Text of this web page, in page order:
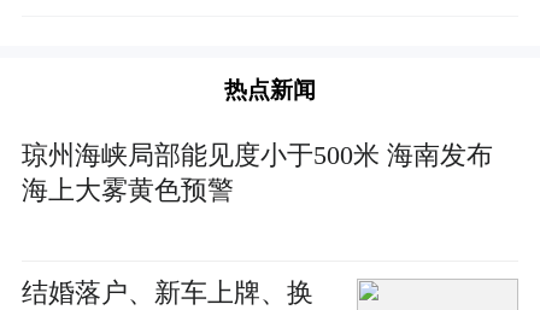
热点新闻
琼州海峡局部能见度小于500米 海南发布
海上大雾黄色预警
结婚落户、新车上牌、换